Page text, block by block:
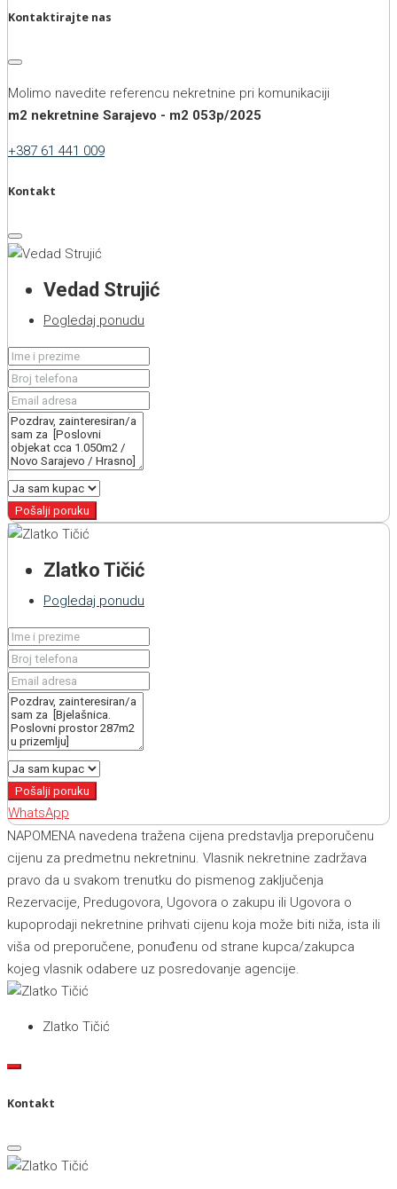
Kontaktirajte nas
Molimo navedite referencu nekretnine pri komunikaciji
m2 nekretnine Sarajevo - m2 053p/2025
+387 61 441 009
Kontakt
Vedad Strujić
Pogledaj ponudu
Pošalji poruku
Zlatko Tičić
Pogledaj ponudu
Pošalji poruku
WhatsApp
NAPOMENA navedena tražena cijena predstavlja preporučenu
cijenu za predmetnu nekretninu. Vlasnik nekretnine zadržava
pravo da u svakom trenutku do pismenog zaključenja
Rezervacije, Predugovora, Ugovora o zakupu ili Ugovora o
kupoprodaji nekretnine prihvati cijenu koja može biti niža, ista ili
viša od preporučene, ponuđenu od strane kupca/zakupca
kojeg vlasnik odabere uz posredovanje agencije.
Zlatko Tičić
Kontakt